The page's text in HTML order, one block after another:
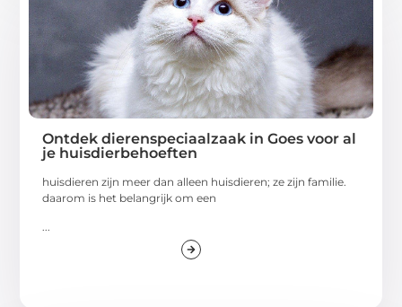
Ontdek dierenspeciaalzaak in Goes voor al
je huisdierbehoeften
huisdieren zijn meer dan alleen huisdieren; ze zijn familie.
daarom is het belangrijk om een
...